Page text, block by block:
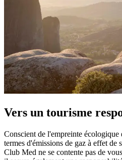
Vers un tourisme
Conscient de l'empreinte écologique
termes d'émissions de gaz à effet de
Club Med ne se contente pas de